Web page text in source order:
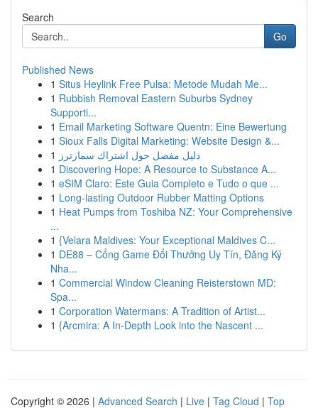
Search
Go
Published News
1 Situs Heylink Free Pulsa: Metode Mudah Me...
1 Rubbish Removal Eastern Suburbs Sydney
Supporti...
1 Email Marketing Software Quentn: Eine Bewertung
1 Sioux Falls Digital Marketing: Website Design &...
1 دليل مفصل حول اشتراك سمارترز
1 Discovering Hope: A Resource to Substance A...
1 eSIM Claro: Este Guia Completo e Tudo o que ...
1 Long-lasting Outdoor Rubber Matting Options
1 Heat Pumps from Toshiba NZ: Your Comprehensive
...
1 {Velara Maldives: Your Exceptional Maldives C...
1 DE88 – Cổng Game Đổi Thưởng Uy Tín, Đăng Ký
Nha...
1 Commercial Window Cleaning Reisterstown MD:
Spa...
1 Corporation Watermans: A Tradition of Artist...
1 {Arcmira: A In-Depth Look into the Nascent ...
Copyright © 2026 | Advanced Search | Live | Tag Cloud | Top